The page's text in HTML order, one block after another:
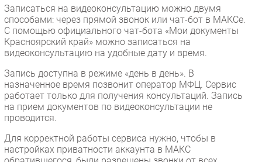
Интервью
Мероприятия
Проекты
IT класс
Тестовый стенд
Каталог компаний
Записаться на видеоконсультацию можно двумя
способами: через прямой звонок или чат-бот в МАКСе.
С помощью официального чат-бота «Мои документы
Красноярский край» можно записаться на
видеоконсультацию на удобные дату и время.
Запись доступна в режиме «день в день». В
назначенное время позвонит оператор МФЦ. Сервис
работает только для получения консультаций. Запись
на прием документов по видеоконсультации не
проводится.
Для корректной работы сервиса нужно, чтобы в
настройках приватности аккаунта в МАКС